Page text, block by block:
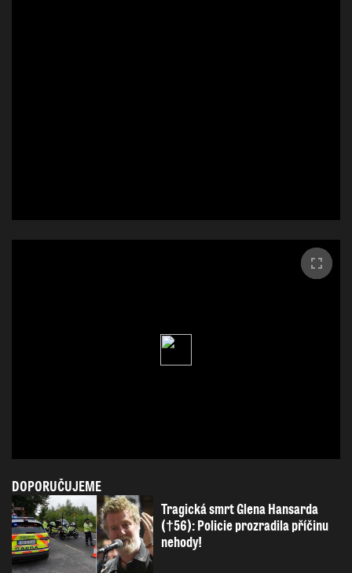
DOPORUČUJEME
Tragická smrt Glena Hansarda
(†56): Policie prozradila příčinu
nehody!